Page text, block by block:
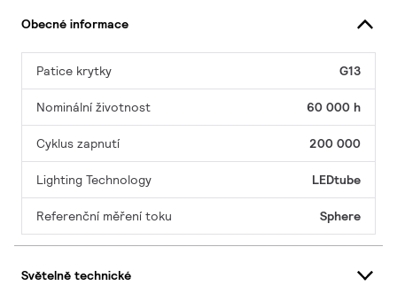
Obecné informace
Patice krytky G13
Nominální životnost 60 000 h
Cyklus zapnutí 200 000
Lighting Technology LEDtube
Referenční měření toku Sphere
Světelně technické